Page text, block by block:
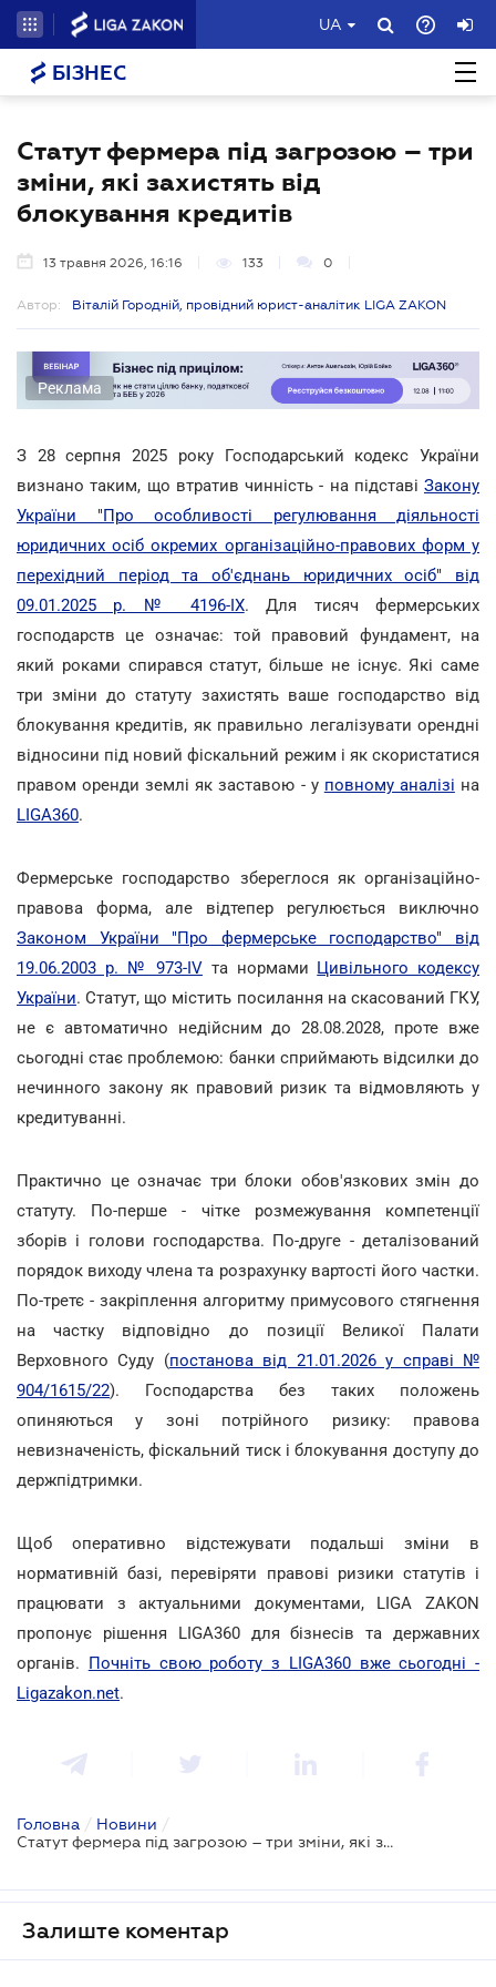
UA
БІЗНЕС
Статут фермера під загрозою – три
зміни, які захистять від
блокування кредитів
13 травня 2026, 16:16 133 0
Автор: Віталій Городній, провідний юрист-аналітик LIGA ZAKON
Реклама
З 28 серпня 2025 року Господарський кодекс України
визнано таким, що втратив чинність - на підставі Закону
України "Про особливості регулювання діяльності
юридичних осіб окремих організаційно-правових форм у
перехідний період та об'єднань юридичних осіб" від
09.01.2025 р. № 4196-IX. Для тисяч фермерських
господарств це означає: той правовий фундамент, на
який роками спирався статут, більше не існує. Які саме
три зміни до статуту захистять ваше господарство від
блокування кредитів, як правильно легалізувати орендні
відносини під новий фіскальний режим і як скористатися
правом оренди землі як заставою - у повному аналізі на
LIGA360.
Фермерське господарство збереглося як організаційно-
правова форма, але відтепер регулюється виключно
Законом України "Про фермерське господарство" від
19.06.2003 р. № 973-IV та нормами Цивільного кодексу
України. Статут, що містить посилання на скасований ГКУ,
не є автоматично недійсним до 28.08.2028, проте вже
сьогодні стає проблемою: банки сприймають відсилки до
нечинного закону як правовий ризик та відмовляють у
кредитуванні.
Практично це означає три блоки обов'язкових змін до
статуту. По-перше - чітке розмежування компетенції
зборів і голови господарства. По-друге - деталізований
порядок виходу члена та розрахунку вартості його частки.
По-третє - закріплення алгоритму примусового стягнення
на частку відповідно до позиції Великої Палати
Верховного Суду (постанова від 21.01.2026 у справі №
904/1615/22). Господарства без таких положень
опиняються у зоні потрійного ризику: правова
невизначеність, фіскальний тиск і блокування доступу до
держпідтримки.
Щоб оперативно відстежувати подальші зміни в
нормативній базі, перевіряти правові ризики статутів і
працювати з актуальними документами, LIGA ZAKON
пропонує рішення LIGA360 для бізнесів та державних
органів. Почніть свою роботу з LIGA360 вже сьогодні -
Ligazakon.net.
Головна / Новини /
Статут фермера під загрозою – три зміни, які захистять від блокування кредитів
Залиште коментар